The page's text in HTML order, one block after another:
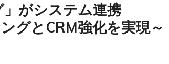
がシステム連携
グとCRM強化を実現～